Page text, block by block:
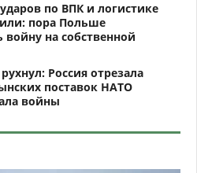
по ВПК и логистике
пора Польше
войну на собственной
Россия отрезала
поставок НАТО
войны